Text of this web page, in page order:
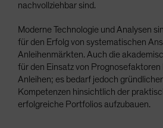
nachvollziehbar sind.
Moderne Technologie und Analysen
für den Erfolg von systematischen
Anleihenmärkten. Auch die
für den Einsatz von Prognosefaktoren
Anleihen; es bedarf jedoch gründlicher
Kompetenzen hinsichtlich der
erfolgreiche Portfolios aufzubauen.